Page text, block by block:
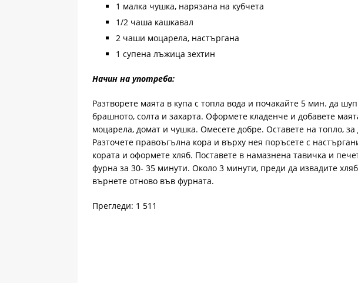
1 малка чушка, нарязана на кубчета
1/2 чаша кашкавал
2 чаши моцарела, настъргана
1 супена лъжица зехтин
Начин на употреба:
Разтворете маята в купа с топла вода и почакайте 5 мин. да
брашното, солта и захарта. Оформете кладенче и добавете
моцарела, домат и чушка. Омесете добре. Оставете на топло, за
Разточете правоъгълна кора и върху нея поръсете с
кората и оформете хляб. Поставете в намазнена тавичка и
фурна за 30- 35 минути. Около 3 минути, преди да извадите
върнете отново във фурната.
Прегледи: 1 511